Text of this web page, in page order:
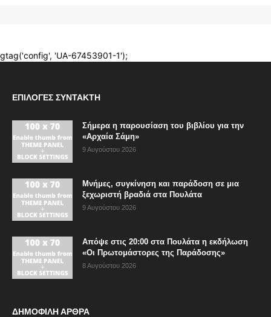
ΕΠΙΛΟΓΈΣ ΣΥΝΤΆΚΤΗ
Σήμερα η παρουσίαση του βιβλίου για την
«Αρχαία Σάμη»
9 Αυγούστου 2026
Μνήμες, συγκίνηση και παράδοση σε μια
ξεχωριστή βραδιά στα Πουλάτα
9 Αυγούστου 2026
Απόψε στις 20:00 στα Πουλάτα η εκδήλωση
«Οι Πρωτομάστορες της Παράδοσης»
8 Αυγούστου 2026
ΔΗΜΟΦΙΛΗ ΑΡΘΡΑ